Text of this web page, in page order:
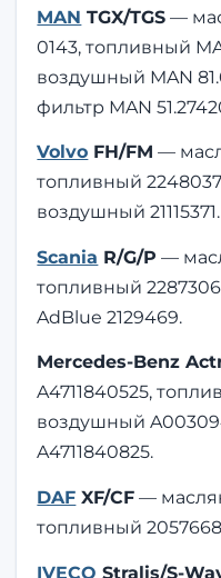
MAN TGX/TGS —
0143, топливный
воздушный MAN
фильтр MAN
Volvo FH/FM —
топливный
воздушный
Scania R/G/P —
топливный
AdBlue 2129469.
Mercedes-Benz
A4711840525,
воздушный
A4711840825.
DAF XF/CF —
топливный
IVECO Stralis/S-